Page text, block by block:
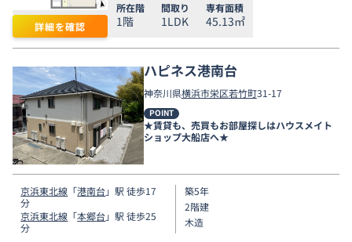
詳細を確認
所在階
1階
間取り
1LDK
専有面積
45.13㎡
ハピネス港南台
神奈川県横浜市栄区若竹町31-17
POINT
★賃貸も、売買もお部屋探しはハウスメイト
ショップ大船店へ★
京浜東北線 「港南台」駅 徒歩17
分
京浜東北線 「本郷台」駅 徒歩25
分
築5年
2階建
木造